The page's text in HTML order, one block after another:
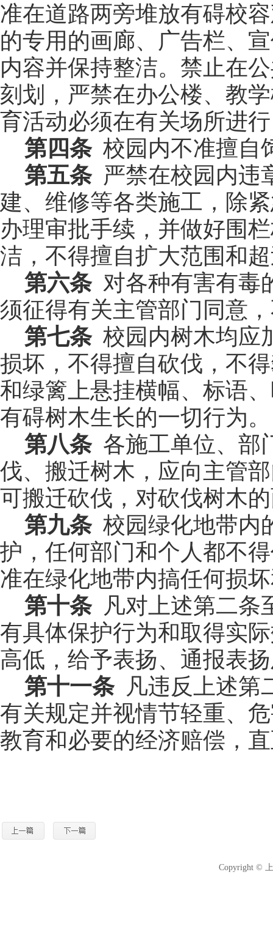
准在道路两旁堆放有碍校
的专用的画廊、广告栏、
内容并保持整洁。禁止在
刻划，严禁在办公楼、教
育活动必须在有关场所进
第四条 校园内不准擅自
第五条 严禁在校园内违
建、维修等各类施工，除
办理审批手续，并做好围
洁，不得擅自扩大范围和
第六条 对各种有害有毒
须征得有关主管部门同意
第七条 校园内树木均应
损坏，不得擅自砍伐，不
和绿篱上悬挂横幅、标语
有碍树木生长的一切行为。
第八条 各施工单位、部
伐、搬迁树木，应向主管
可搬迁砍伐，对砍伐树木
第九条 校园绿化地带内
护，任何部门和个人都不
准在绿化地带内搞任何损
第十条 凡对上述第二条
有具体保护行为和取得实
高低，给予表扬、通报表
第十一条 凡违反上述第
有关规定并视情节轻重、
教育和必要的经济赔偿，
Copyright ©